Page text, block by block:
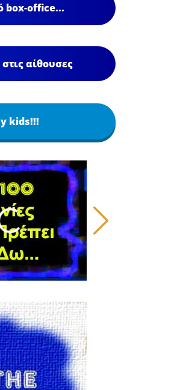
box-office...
αίθουσες
kids!!!